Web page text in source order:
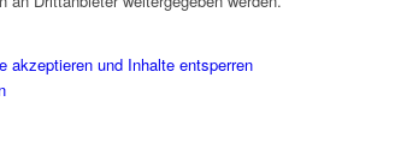
akzeptieren und Inhalte entsperren